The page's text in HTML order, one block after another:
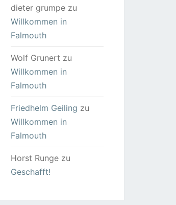
dieter grumpezu
Willkommen in
Falmouth
Wolf Grunert zu
Willkommen in
Falmouth
Friedhelm Geiling zu
Willkommen in
Falmouth
Horst Rungezu
Geschafft!